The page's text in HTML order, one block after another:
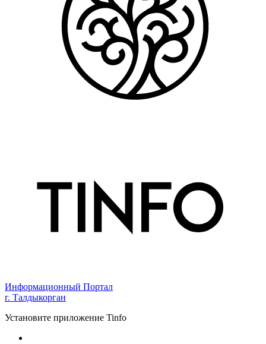
Информационный Портал
г. Талдыкорган
Установите приложение Tinfo